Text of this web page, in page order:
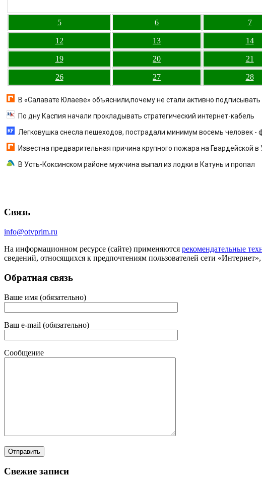
5 6 7
12 13 14
19 20 21
26 27 28
В «Салавате Юлаеве» объяснили,почему не стали активно
По дну Каспия начали прокладывать стратегический интернет-кабель
Легковушка снесла пешеходов, пострадали минимум восемь человек -
Известна предварительная причина крупного пожара на Гвардейской в
В Усть-Коксинском районе мужчина выпал из лодки в Катунь и пропал
Связь
info@otvprim.ru
На информационном ресурсе (сайте) применяются рекомендательные
сведений, относящихся к предпочтениям пользователей сети
Обратная связь
Ваше имя (обязательно)
Ваш e-mail (обязательно)
Сообщение
Свежие записи